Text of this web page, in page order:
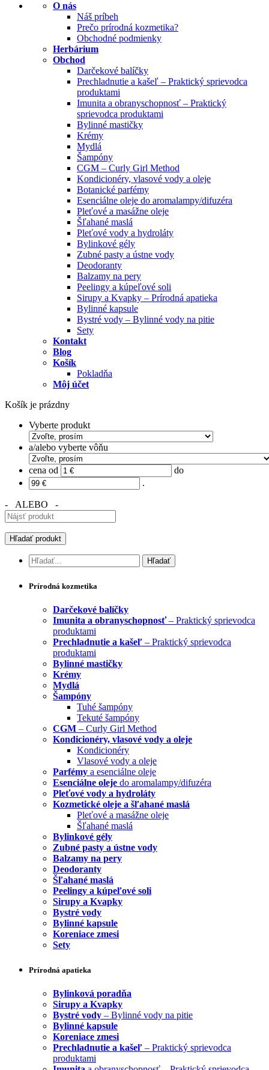
O nás
Náš príbeh
Prečo prírodná kozmetika?
Obchodné podmienky
Herbárium
Obchod
Darčekové balíčky
Prechladnutie a kašeľ – Praktický sprievodca
produktami
Imunita a obranyschopnosť – Praktický
sprievodca produktami
Bylinné mastičky
Krémy
Mydlá
Šampóny
CGM – Curly Girl Method
Kondicionéry, vlasové vody a oleje
Botanické parfémy
Esenciálne oleje do aromalampy/difuzéra
Pleťové a masážne oleje
Šľahané maslá
Pleťové vody a hydroláty
Bylinkové gély
Zubné pasty a ústne vody
Deodoranty
Balzamy na pery
Peelingy a kúpeľové soli
Sirupy a Kvapky – Prírodná apatieka
Bylinné kapsule
Bystré vody – Bylinné vody na pitie
Sety
Kontakt
Blog
Košík
Pokladňa
Môj účet
Košík je prázdny
Vyberte produkt
a/alebo vyberte vôňu
cena od
do
.
- ALEBO -
Prírodná kozmetika
Darčekové balíčky
Imunita a obranyschopnosť– Praktický sprievodca
produktami
Prechladnutie a kašeľ – Praktický sprievodca
produktami
Bylinné mastičky
Krémy
Mydlá
Šampóny
Tuhé šampóny
Tekuté šampóny
CGM – Curly Girl Method
Kondicionéry, vlasové vody a oleje
Kondicionéry
Vlasové vody a oleje
Parfémy a esenciálne oleje
Esenciálne oleje do aromalampy/difuzéra
Pleťové vody a hydroláty
Kozmetické oleje a šľahané maslá
Pleťové a masážne oleje
Šľahané maslá
Bylinkové gély
Zubné pasty a ústne vody
Balzamy na pery
Deodoranty
Šľahané maslá
Peelingy a kúpeľové soli
Sirupy a Kvapky
Bystré vody
Bylinné kapsule
Koreniace zmesi
Sety
Prírodná apatieka
Bylinková poradňa
Sirupy a Kvapky
Bystré vody – Bylinné vody na pitie
Bylinné kapsule
Koreniace zmesi
Prechladnutie a kašeľ – Praktický sprievodca
produktami